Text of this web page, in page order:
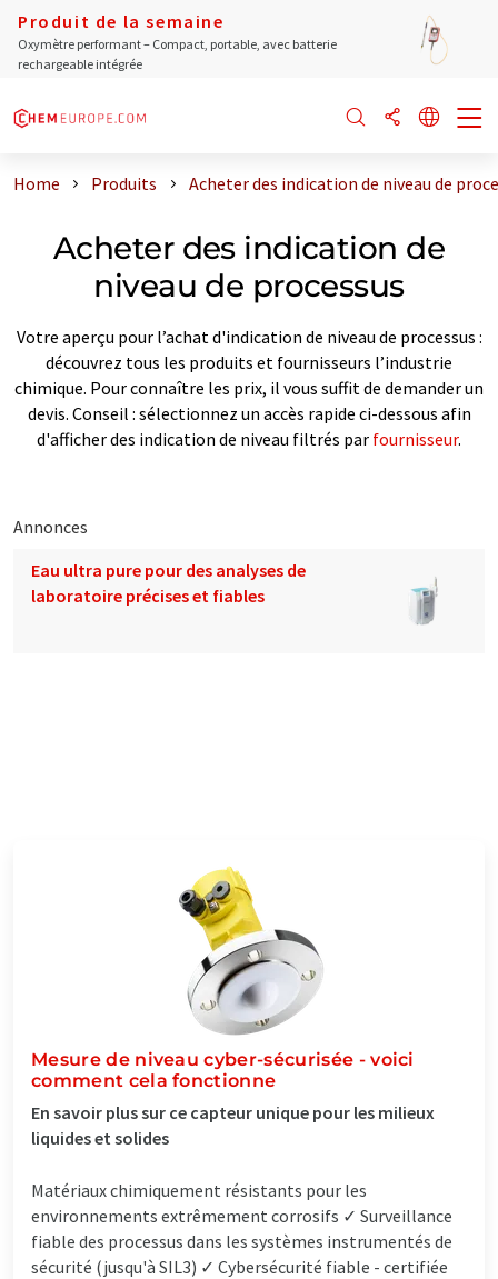
Produit de la semaine
Oxymètre performant – Compact, portable, avec batterie
rechargeable intégrée
Home Produits Acheter des indication de niveau de
Acheter des indication de
niveau de processus
Votre aperçu pour l’achat d'indication de niveau de processus :
découvrez tous les produits et fournisseurs l’industrie
chimique. Pour connaître les prix, il vous suffit de demander un
devis. Conseil : sélectionnez un accès rapide ci-dessous afin
d'afficher des indication de niveau filtrés par fournisseur.
Annonces
Eau ultra pure pour des analyses de
laboratoire précises et fiables
Mesure de niveau cyber-sécurisée - voici
comment cela fonctionne
En savoir plus sur ce capteur unique pour les milieux
liquides et solides
Matériaux chimiquement résistants pour les
environnements extrêmement corrosifs ✓ Surveillance
fiable des processus dans les systèmes instrumentés de
sécurité (jusqu'à SIL3) ✓ Cybersécurité fiable - certifiée